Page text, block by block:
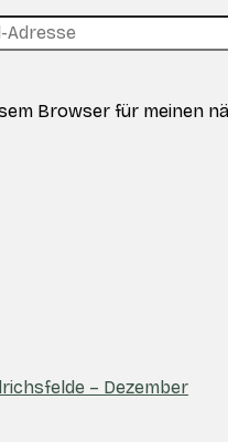
Browser für meinen
– Dezember